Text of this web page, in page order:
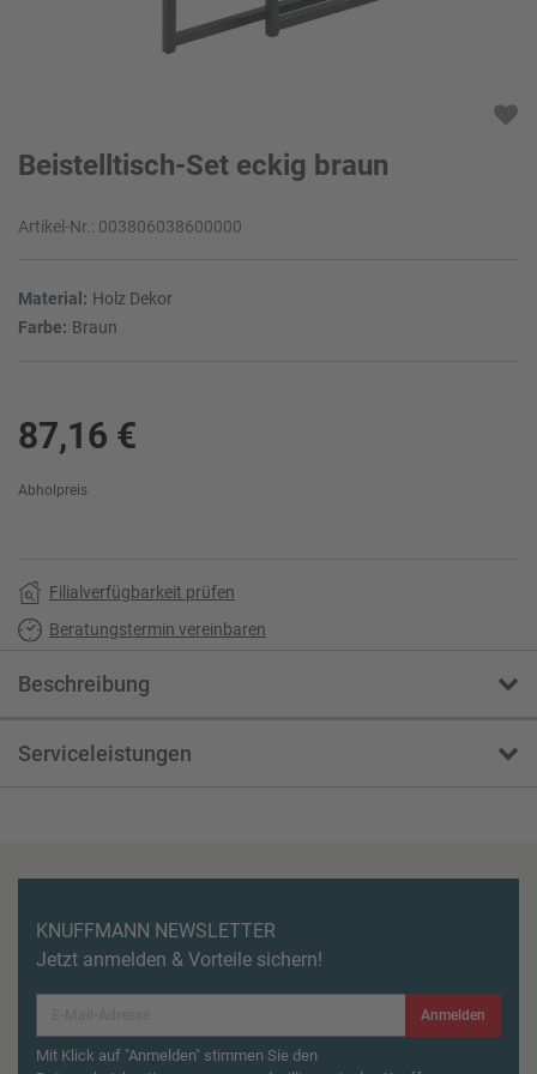
Beistelltisch-Set eckig braun
Artikel-Nr.: 003806038600000
Material: Holz Dekor
Farbe: Braun
87,16 €
Abholpreis
Filialverfügbarkeit prüfen
Beratungstermin vereinbaren
Beschreibung
Serviceleistungen
KNUFFMANN NEWSLETTER
Jetzt anmelden & Vorteile sichern!
Anmelden
Mit Klick auf "Anmelden" stimmen Sie den